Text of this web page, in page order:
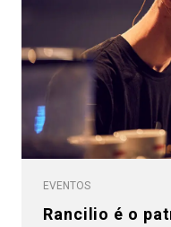
EVENTOS
Rancilio é o
Política de Privacidade